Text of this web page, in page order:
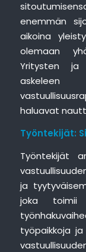
enemmän
aikoina
olemaan
Yritysten ja
haluavat
Työntekijät:
Työntekijät
ja
joka toimii
työpaikkoja